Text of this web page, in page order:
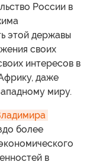
России в
этой державы
своих
интересов в
даже
миру.
более
в